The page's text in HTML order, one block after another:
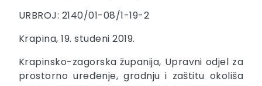
URBROJ: 2140/01-08/1-19-2
Krapina, 19. studeni 2019.
Krapinsko-zagorska županija, Upravni odjel za
prostorno uređenje, gradnju i zaštitu okoliša